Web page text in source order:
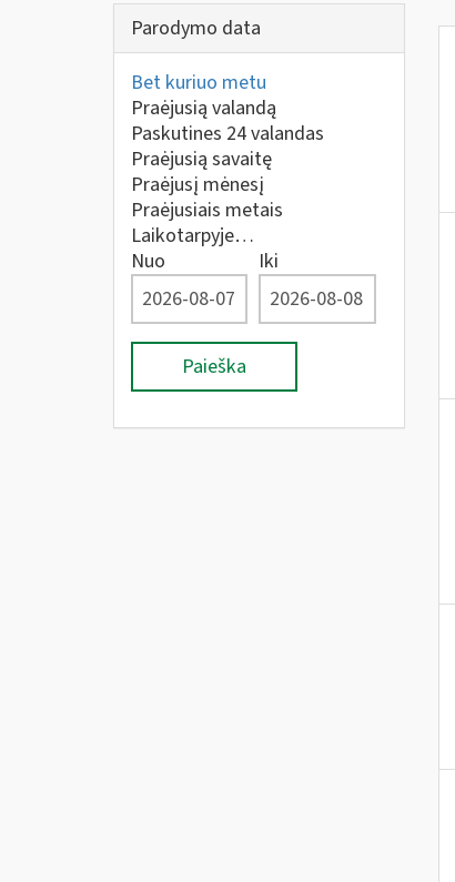
Parodymo data
Bet kuriuo metu
Praėjusią valandą
Paskutines 24 valandas
Praėjusią savaitę
Praėjusį mėnesį
Praėjusiais metais
Laikotarpyje…
Nuo
Iki
Paieška